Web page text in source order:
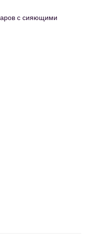
с сияющими